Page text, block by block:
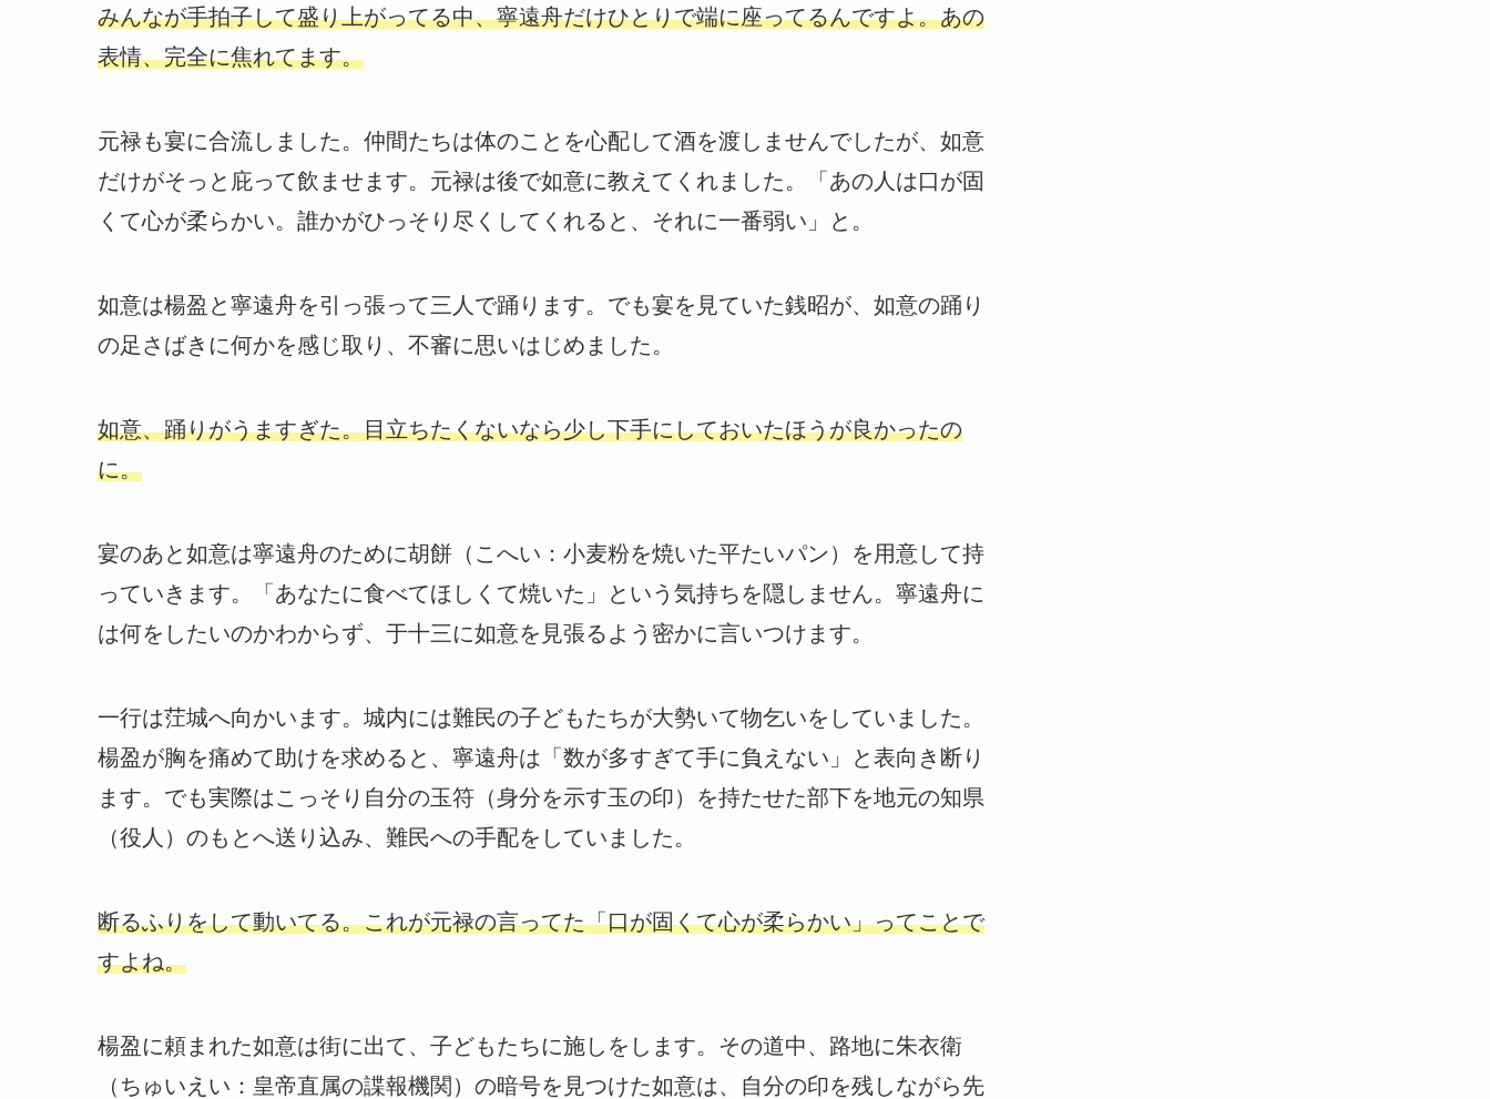
みんなが手拍子して盛り上がってる中、寧遠舟だけひとりで端に座ってるんですよ。あの
表情、完全に焦れてます。
元禄も宴に合流しました。仲間たちは体のことを心配して酒を渡しませんでしたが、如意
だけがそっと庇って飲ませます。元禄は後で如意に教えてくれました。「あの人は口が固
くて心が柔らかい。誰かがひっそり尽くしてくれると、それに一番弱い」と。
如意は楊盈と寧遠舟を引っ張って三人で踊ります。でも宴を見ていた銭昭が、如意の踊り
の足さばきに何かを感じ取り、不審に思いはじめました。
如意、踊りがうますぎた。目立ちたくないなら少し下手にしておいたほうが良かったの
に。
宴のあと如意は寧遠舟のために胡餅（こへい：小麦粉を焼いた平たいパン）を用意して持
っていきます。「あなたに食べてほしくて焼いた」という気持ちを隠しません。寧遠舟に
は何をしたいのかわからず、于十三に如意を見張るよう密かに言いつけます。
一行は茳城へ向かいます。城内には難民の子どもたちが大勢いて物乞いをしていました。
楊盈が胸を痛めて助けを求めると、寧遠舟は「数が多すぎて手に負えない」と表向き断り
ます。でも実際はこっそり自分の玉符（身分を示す玉の印）を持たせた部下を地元の知県
（役人）のもとへ送り込み、難民への手配をしていました。
断るふりをして動いてる。これが元禄の言ってた「口が固くて心が柔らかい」ってことで
すよね。
楊盈に頼まれた如意は街に出て、子どもたちに施しをします。その道中、路地に朱衣衛
（ちゅいえい：皇帝直属の諜報機関）の暗号を見つけた如意は、自分の印を残しながら先